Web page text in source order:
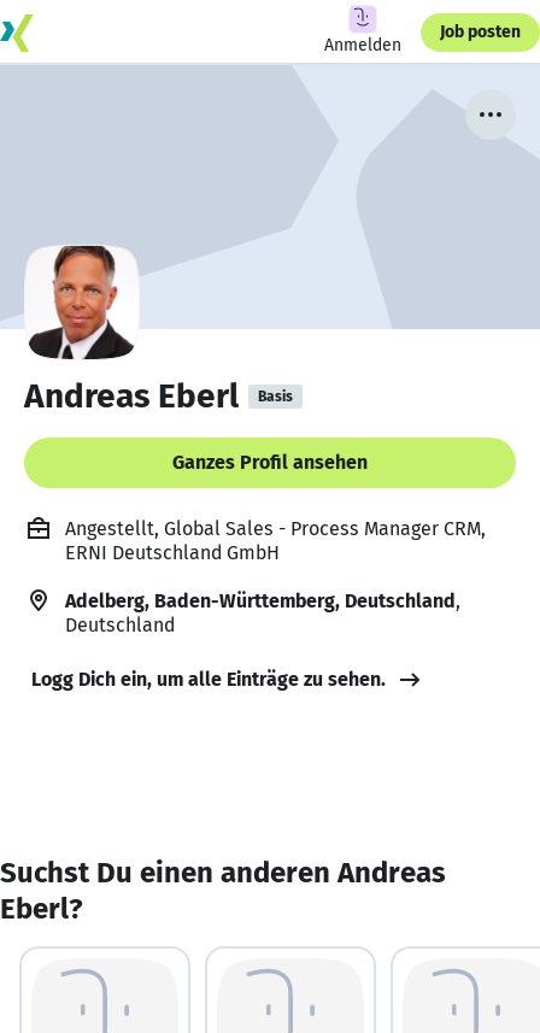
Anmelden
Job posten
Andreas Eberl Basis
Ganzes Profil ansehen
Angestellt, Global Sales - Process Manager CRM,
ERNI Deutschland GmbH
Adelberg, Baden-Württemberg, Deutschland,
Deutschland
Logg Dich ein, um alle Einträge zu sehen.
Suchst Du einen anderen Andreas
Eberl?